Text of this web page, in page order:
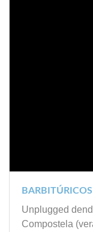
Unplugged
Compostela